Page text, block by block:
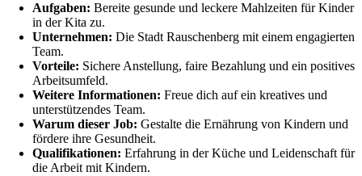
Aufgaben: Bereite gesunde und leckere Mahlzeiten für Kinder
in der Kita zu.
Unternehmen: Die Stadt Rauschenberg mit einem engagierten
Team.
Vorteile: Sichere Anstellung, faire Bezahlung und ein positives
Arbeitsumfeld.
Weitere Informationen: Freue dich auf ein kreatives und
unterstützendes Team.
Warum dieser Job: Gestalte die Ernährung von Kindern und
fördere ihre Gesundheit.
Qualifikationen: Erfahrung in der Küche und Leidenschaft für
die Arbeit mit Kindern.